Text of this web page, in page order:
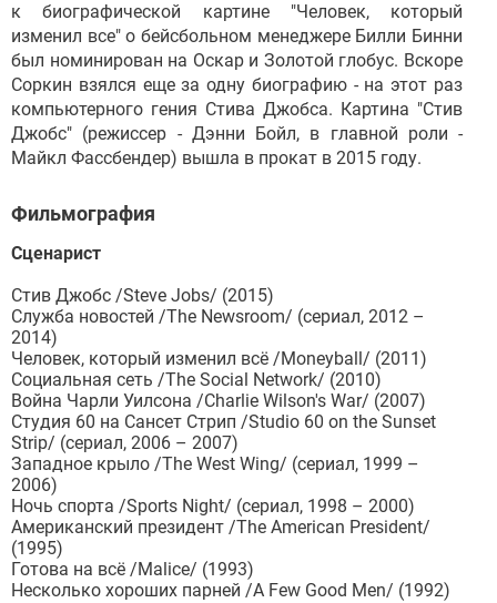
к биографической картине "Человек, который
изменил все" о бейсбольном менеджере Билли Бинни
был номинирован на Оскар и Золотой глобус. Вскоре
Соркин взялся еще за одну биографию - на этот раз
компьютерного гения Стива Джобса. Картина "Стив
Джобс" (режиссер - Дэнни Бойл, в главной роли -
Майкл Фассбендер) вышла в прокат в 2015 году.
Фильмография
Сценарист
Стив Джобс /Steve Jobs/ (2015)
Служба новостей /The Newsroom/ (сериал, 2012 –
2014)
Человек, который изменил всё /Moneyball/ (2011)
Социальная сеть /The Social Network/ (2010)
Война Чарли Уилсона /Charlie Wilson's War/ (2007)
Студия 60 на Сансет Стрип /Studio 60 on the Sunset
Strip/ (сериал, 2006 – 2007)
Западное крыло /The West Wing/ (сериал, 1999 –
2006)
Ночь спорта /Sports Night/ (сериал, 1998 – 2000)
Американский президент /The American President/
(1995)
Готова на всё /Malice/ (1993)
Несколько хороших парней /A Few Good Men/ (1992)